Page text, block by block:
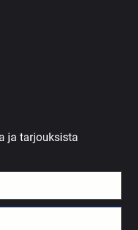
ja tarjouksista